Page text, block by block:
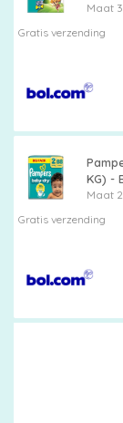
Maten
Series
Merken
Maat 3
Gratis verzending
KG) -
Maat 2
Gratis verzending